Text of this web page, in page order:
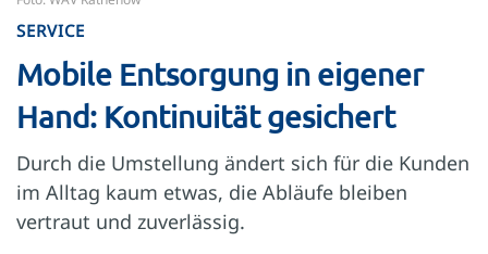
SERVICE
Mobile Entsorgung in eigener
Hand: Kontinuität gesichert
Durch die Umstellung ändert sich für die Kunden
im Alltag kaum etwas, die Abläufe bleiben
vertraut und zuverlässig.